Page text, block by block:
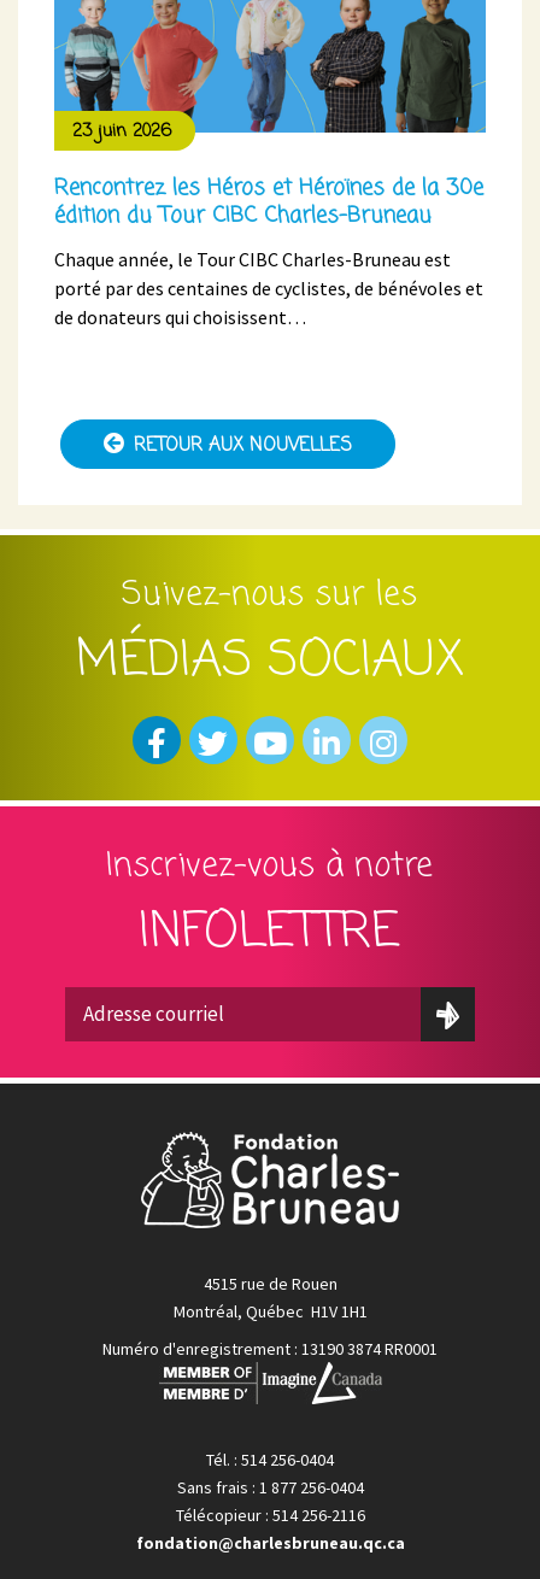
23 juin 2026
Rencontrez les Héros et Héroïnes de la 30e
édition du Tour CIBC Charles-Bruneau
Chaque année, le Tour CIBC Charles-Bruneau est
porté par des centaines de cyclistes, de bénévoles et
de donateurs qui choisissent…
RETOUR AUX NOUVELLES
Suivez-nous sur les
MÉDIAS SOCIAUX
Inscrivez-vous à notre
INFOLETTRE
4515 rue de Rouen
Montréal, Québec H1V 1H1
Numéro d'enregistrement : 13190 3874 RR0001
Tél. : 514 256-0404
Sans frais : 1 877 256-0404
Télécopieur : 514 256-2116
fondation@charlesbruneau.qc.ca